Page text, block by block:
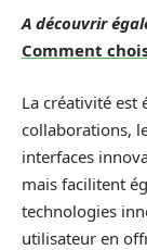
A découvrir
Comment
La créativité est
collaborations,
interfaces
mais facilitent
technologies
utilisateur en